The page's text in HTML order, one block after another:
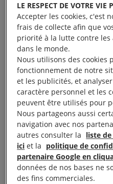
Manifestation annuelle
15 associations
LE RESPECT DE VOTRE VIE
Accepter les cookies, c'est
frais de collecte afin que
priorité à la lutte contre
dans le monde.
Nous utilisons des cookies
fonctionnement de notre
et les publicités, et
caractère personnel et les
peuvent être utilisés pour
Nous partageons aussi
navigation avec nos
autres consulter la liste
ici et la politique de
partenaire Google en
données de nos bases ne
des fins commerciales.